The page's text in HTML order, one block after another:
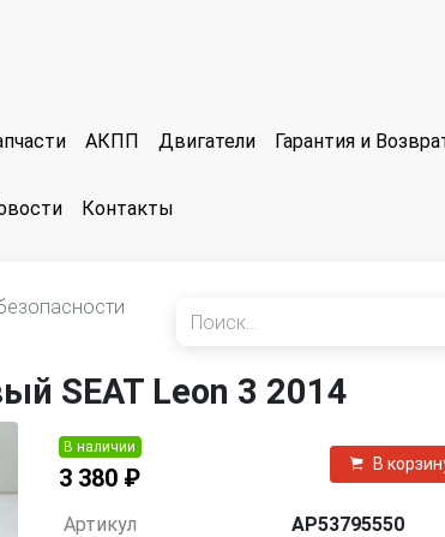
АКПП Двигатели Гарантия и
Контакты
SEAT Leon 3 2014
В наличии
3 380 ₽
В
Артикул
AP53795550